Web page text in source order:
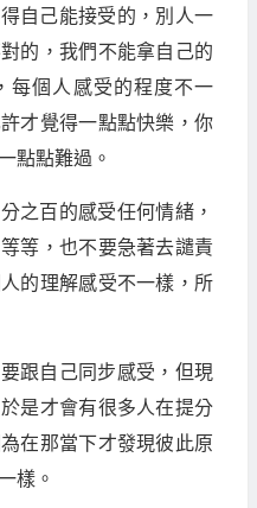
自己能接受的，別人一
的，我們不能拿自己的
每個人感受的程度不一
才覺得一點點快樂，你
點點難過。
之百的感受任何情緒，
等，也不要急著去譴責
的理解感受不一樣，所
跟自己同步感受，但現
是才會有很多人在提分
在那當下才發現彼此原
樣。